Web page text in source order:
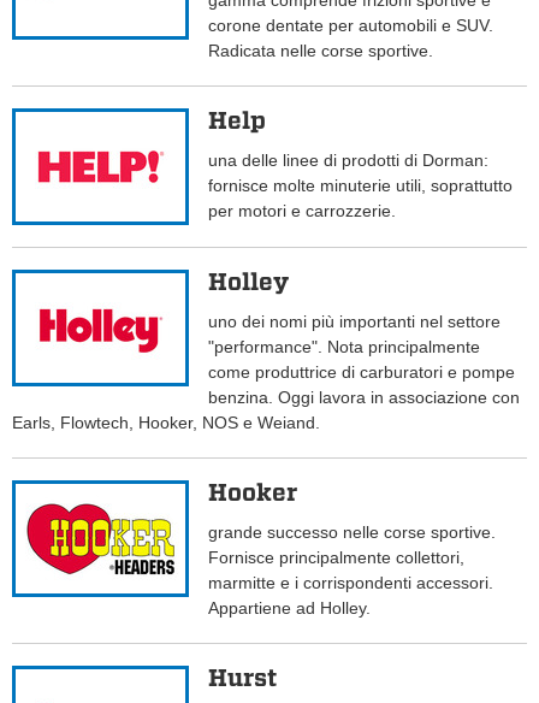
corone dentate per automobili e SUV.
Radicata nelle corse sportive.
Help
una delle linee di prodotti di Dorman:
fornisce molte minuterie utili, soprattutto
per motori e carrozzerie.
Holley
uno dei nomi più importanti nel settore
"performance". Nota principalmente
come produttrice di carburatori e pompe
benzina. Oggi lavora in associazione con
Earls, Flowtech, Hooker, NOS e Weiand.
Hooker
grande successo nelle corse sportive.
Fornisce principalmente collettori,
marmitte e i corrispondenti accessori.
Appartiene ad Holley.
Hurst